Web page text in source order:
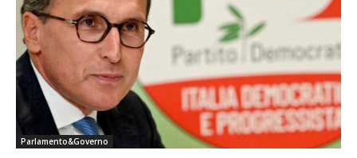
Parlamento&Governo